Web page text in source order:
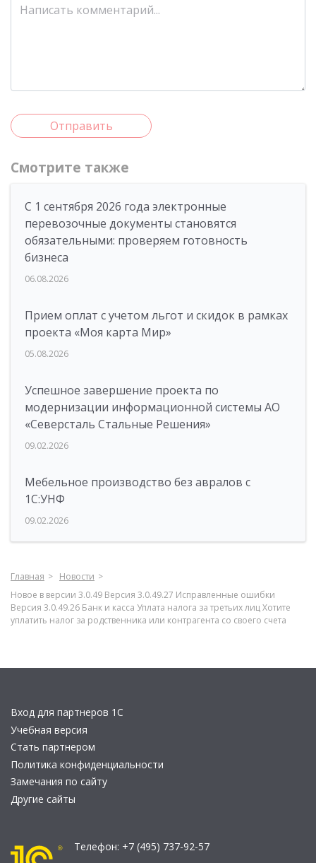
Отправить
Смотрите также
С 1 сентября 2026 года электронные
перевозочные документы становятся
обязательными: проверяем готовность
бизнеса
06.08.2026
Прием оплат с учетом льгот и скидок в рамках
проекта «Моя карта Мир»
05.08.2026
Успешное завершение проекта по
модернизации информационной системы АО
«Северсталь Стальные Решения»
09.02.2026
Мебельное производство без авралов с
1С:УНФ
09.02.2026
Главная
Новости
Новое в версии 3.0.49 Версия 3.0.49.27 Исправленные ошибки
Версия 3.0.49.26 Банк и касса Уплата налога за третьих лиц Хотите
уплатить налог за родственника или контрагента со своего счета
Вход для партнеров 1С
Учебная версия
Стать партнером
Политика конфиденциальности
Замечания по сайту
Другие сайты
Телефон: +7 (495) 737-92-57